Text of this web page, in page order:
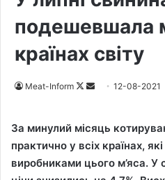
подешевшала
країнах світу
Meat-Inform
F
l
o
w
a
n
12-08-2021
За минулий місяць
практично у всіх країнах,
виробниками цього м’яса. У